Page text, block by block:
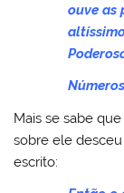
ouve as
Mais se sabe
sobre ele
escrito: